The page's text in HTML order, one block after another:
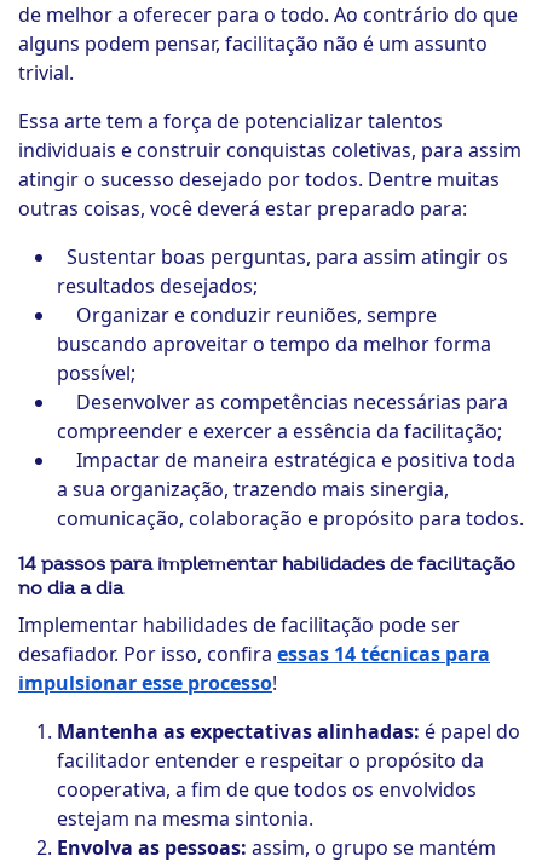
de melhor a oferecer para o todo. Ao contrário do que
alguns podem pensar, facilitação não é um assunto
trivial.
Essa arte tem a força de potencializar talentos
individuais e construir conquistas coletivas, para assim
atingir o sucesso desejado por todos. Dentre muitas
outras coisas, você deverá estar preparado para:
Sustentar boas perguntas, para assim atingir os
resultados desejados;
Organizar e conduzir reuniões, sempre
buscando aproveitar o tempo da melhor forma
possível;
Desenvolver as competências necessárias para
compreender e exercer a essência da facilitação;
Impactar de maneira estratégica e positiva toda
a sua organização, trazendo mais sinergia,
comunicação, colaboração e propósito para todos.
14 passos para implementar habilidades de facilitação
no dia a dia
Implementar habilidades de facilitação pode ser
desafiador. Por isso, confira essas 14 técnicas para
impulsionar esse processo!
Mantenha as expectativas alinhadas: é papel do
facilitador entender e respeitar o propósito da
cooperativa, a fim de que todos os envolvidos
estejam na mesma sintonia.
Envolva as pessoas: assim, o grupo se mantém